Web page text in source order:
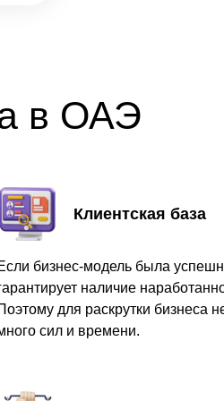
в ОАЭ
Клиентская база
бизнес-модель была
наличие
для раскрутки бизнеса
сил и времени.